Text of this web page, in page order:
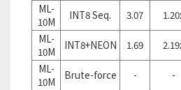
ML-
10M
INT8 Seq. 3.07
ML-
10M
INT8+NEON 1.69
ML-
10M
Brute-force - -